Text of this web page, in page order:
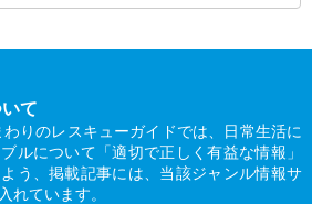
て
りのレスキューガイドでは、日常生活に
ルについて「適切で正しく有益な情報」
う、掲載記事には、当該ジャンル情報サ
れています。